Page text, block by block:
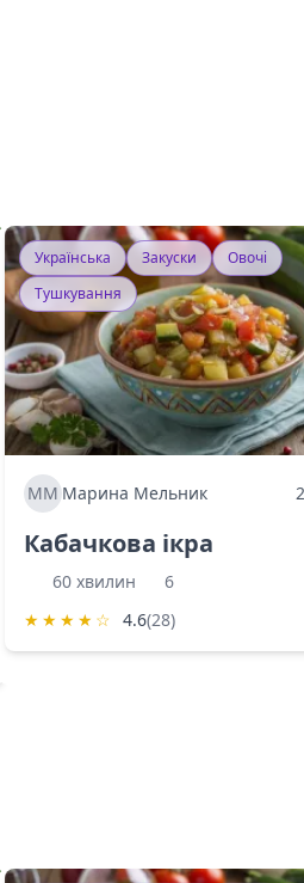
Українська Закуски
Овочі
Тушкування
ММ Марина Мельник
Кабачкова ікра
60 хвилин
6
★ ★ ★ ★ ☆ 4.6(28)